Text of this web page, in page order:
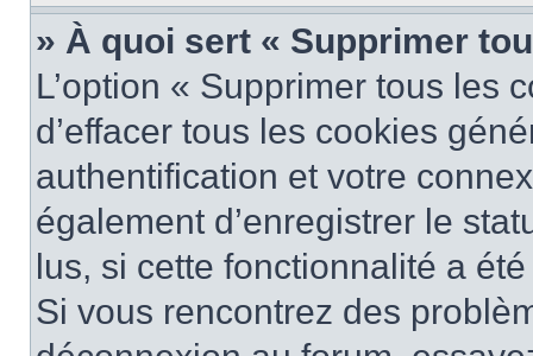
» À quoi sert « Supprimer
L’option « Supprimer tous les
d’effacer tous les cookies
authentification et votre
également d’enregistrer le
lus, si cette fonctionnalité a
Si vous rencontrez des